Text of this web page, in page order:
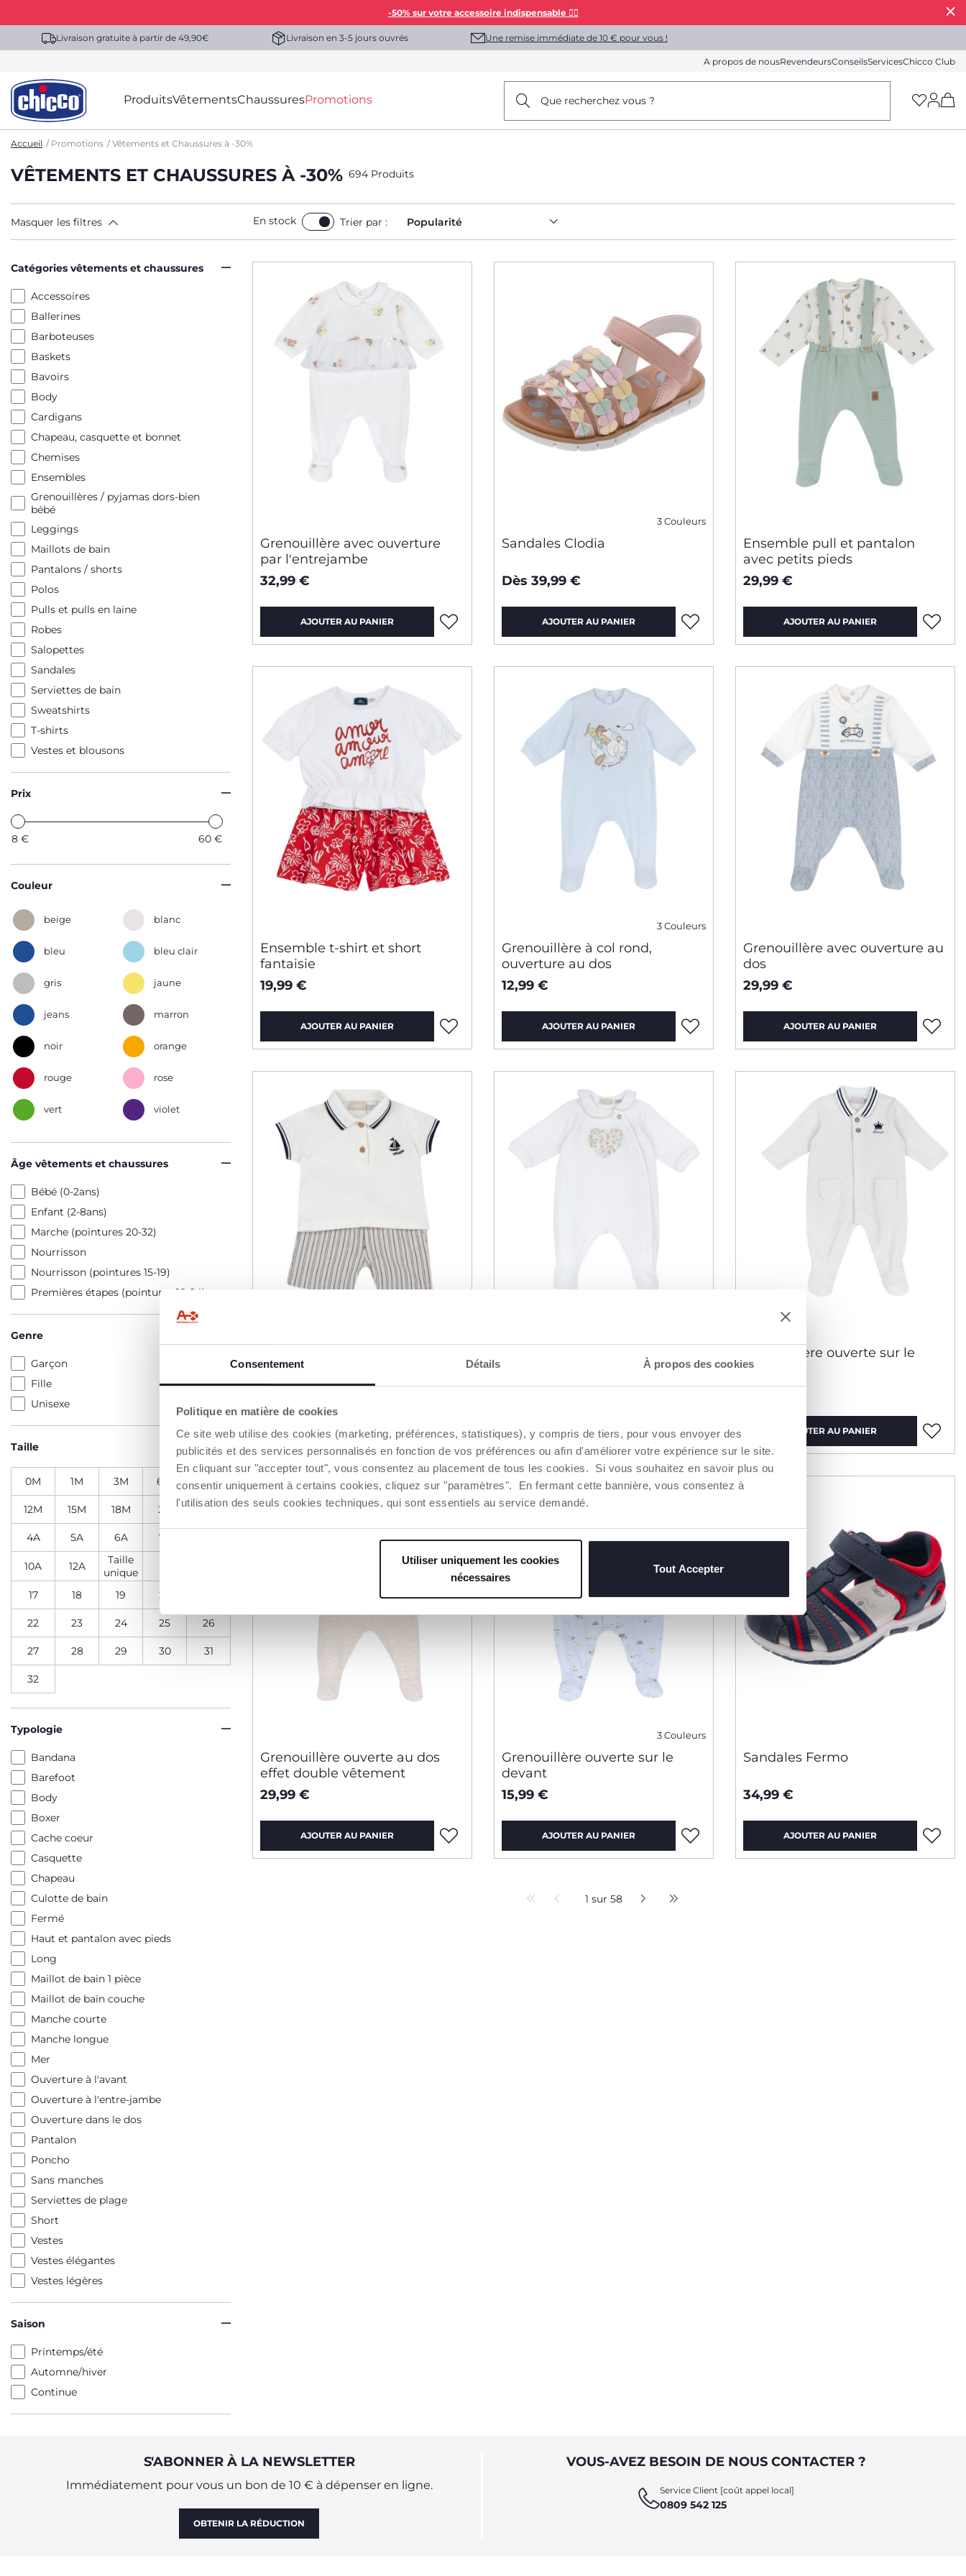
Consentement Détails À propos des cookies
Politique en matière de cookies
Ce site web utilise des cookies (marketing, préférences, statistiques), y compris de tiers, pour vous envoyer des
publicités et des services personnalisés en fonction de vos préférences ou afin d'améliorer votre expérience sur le site.
En cliquant sur "accepter tout", vous consentez au placement de tous les cookies. Si vous souhaitez en savoir plus ou
consentir uniquement à certains cookies, cliquez sur "paramètres". En fermant cette bannière, vous consentez à
l'utilisation des seuls cookies techniques, qui sont essentiels au service demandé.
Utiliser uniquement les cookies
nécessaires
Tout Accepter
-50% sur votre accessoire indispensable 👯‍♀️
Livraison gratuite à partir de 49,90€ Livraison en 3-5 jours ouvrés Une remise immédiate de 10 € pour vous !
A propos de nousRevendeursConseilsServicesChicco Club
ProduitsVêtementsChaussuresPromotions Que recherchez vous ?
Accueil Promotions Vêtements et Chaussures à -30%
VÊTEMENTS ET CHAUSSURES À -30% 694 Produits
Masquer les filtres En stock Trier par : Popularité
Catégories vêtements et chaussures
Accessoires
Ballerines
Barboteuses
Baskets
Bavoirs
Body
Cardigans
Chapeau, casquette et bonnet
Chemises
Ensembles
Grenouillères / pyjamas dors-bien
bébé
Leggings
Maillots de bain
Pantalons / shorts
Polos
Pulls et pulls en laine
Robes
Salopettes
Sandales
Serviettes de bain
Sweatshirts
T-shirts
Vestes et blousons
Prix
8 € 60 €
Couleur
beige blanc
bleu bleu clair
gris jaune
jeans marron
noir orange
rouge rose
vert violet
Âge vêtements et chaussures
Bébé (0-2ans)
Enfant (2-8ans)
Marche (pointures 20-32)
Nourrisson
Nourrisson (pointures 15-19)
Premières étapes (pointures 18-24)
Genre
Garçon
Fille
Unisexe
Taille
0M 1M 3M 6M 9M
12M 15M 18M 2A 3A
4A 5A 6A 7A
10A 12A
Taille
unique
17 18 19 20
22 23 24 25 26
27 28 29 30 31
32
Typologie
Bandana
Barefoot
Body
Boxer
Cache coeur
Casquette
Chapeau
Culotte de bain
Fermé
Haut et pantalon avec pieds
Long
Maillot de bain 1 pièce
Maillot de bain couche
Manche courte
Manche longue
Mer
Ouverture à l'avant
Ouverture à l'entre-jambe
Ouverture dans le dos
Pantalon
Poncho
Sans manches
Serviettes de plage
Short
Vestes
Vestes élégantes
Vestes légères
Saison
Printemps/été
Automne/hiver
Continue
Grenouillère avec ouverture
par l'entrejambe
32,99 €
AJOUTER AU PANIER
3 Couleurs
Sandales Clodia
Dès 39,99 €
AJOUTER AU PANIER
Ensemble pull et pantalon
avec petits pieds
29,99 €
AJOUTER AU PANIER
Ensemble t-shirt et short
fantaisie
19,99 €
AJOUTER AU PANIER
3 Couleurs
Grenouillère à col rond,
ouverture au dos
12,99 €
AJOUTER AU PANIER
Grenouillère avec ouverture au
dos
29,99 €
AJOUTER AU PANIER
courtes et short
35,99 €
AJOUTER AU PANIER
29,99 €
AJOUTER AU PANIER
Grenouillère ouverte sur le
devant
27,99 €
AJOUTER AU PANIER
Grenouillère ouverte au dos
effet double vêtement
29,99 €
AJOUTER AU PANIER
3 Couleurs
Grenouillère ouverte sur le
devant
15,99 €
AJOUTER AU PANIER
Sandales Fermo
34,99 €
AJOUTER AU PANIER
1 sur 58
S'ABONNER À LA NEWSLETTER
Immédiatement pour vous un bon de 10 € à dépenser en ligne.
OBTENIR LA RÉDUCTION
VOUS-AVEZ BESOIN DE NOUS CONTACTER ?
Service Client [coût appel local]
0809 542 125